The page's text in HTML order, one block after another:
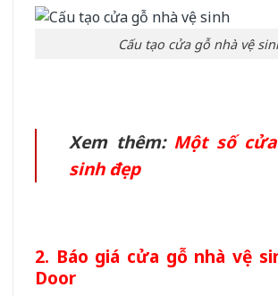
Cấu tạo cửa gỗ nhà vệ
Xem thêm: Một số
sinh đẹp
2. Báo giá cửa gỗ nhà vệ
Door